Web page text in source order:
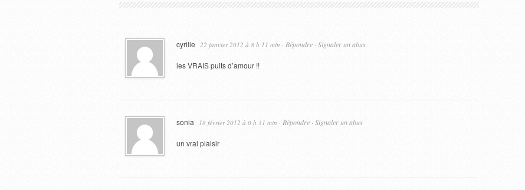
cyrille 22 janvier 2012 à 8 h 11 min · Répondre · Signaler un abus
les VRAIS puits d’amour !!
sonia 18 février 2012 à 0 h 31 min · Répondre · Signaler un abus
un vrai plaisir